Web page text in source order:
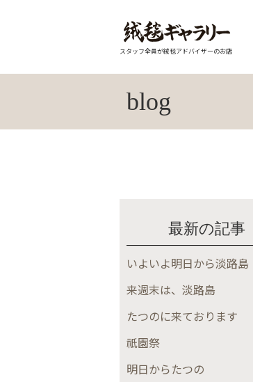
スタッフ全員が絨毯アドバイザーのお店
blog
最新の記事
いよいよ明日から淡路島
来週末は、淡路島
たつのに来ております
祇園祭
明日からたつの